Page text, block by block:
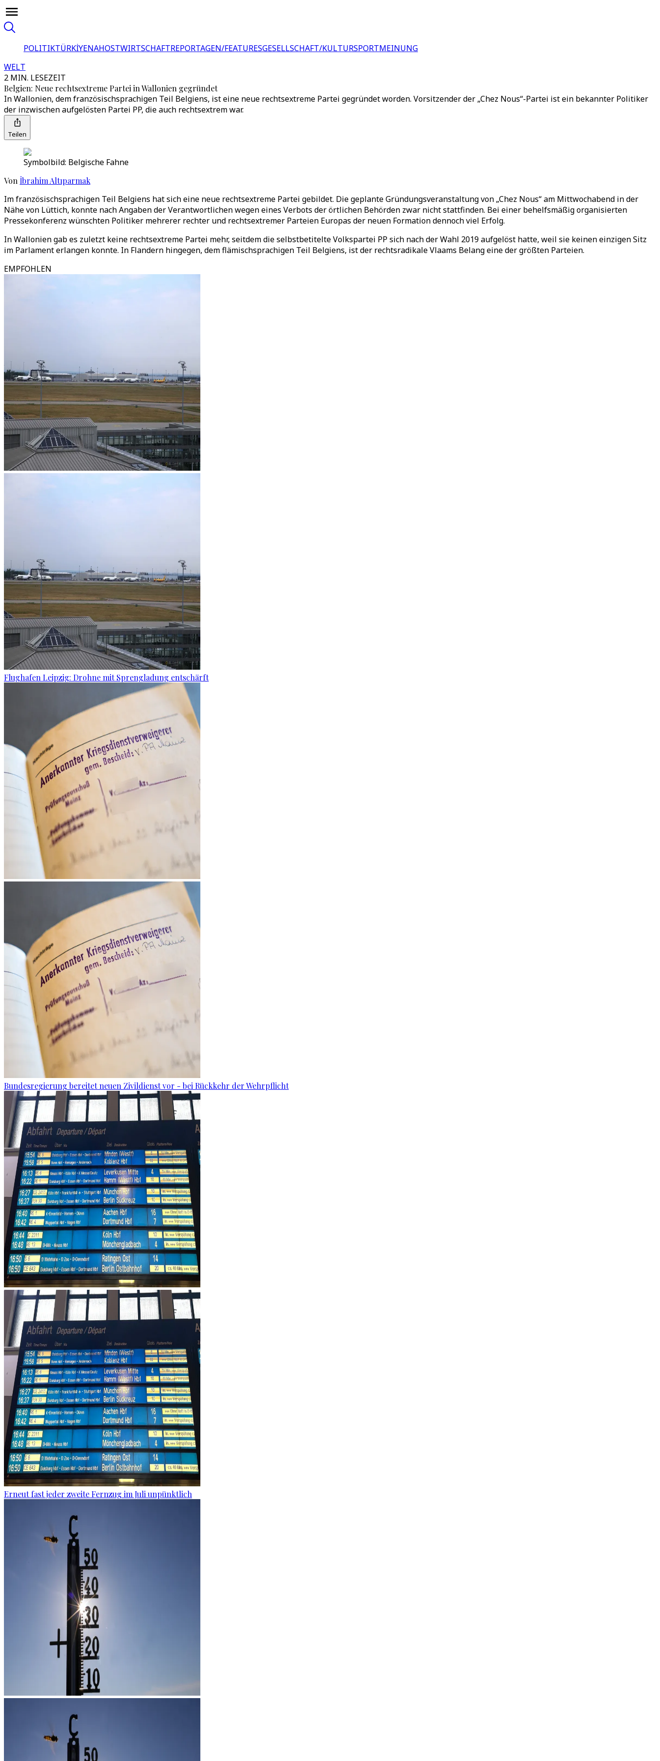
POLITIKTÜRKİYENAHOSTWIRTSCHAFTREPORTAGEN/FEATURESGESELLSCHAFT/KULTURSPORTMEINUNG
WELT
2 MIN. LESEZEIT
Belgien: Neue rechtsextreme Partei in Wallonien gegründet
In Wallonien, dem französischsprachigen Teil Belgiens, ist eine neue rechtsextreme Partei gegründet worden. Vorsitzender der „Chez Nous“-Partei ist ein bekannter Politiker
der inzwischen aufgelösten Partei PP, die auch rechtsextrem war.
Teilen
Symbolbild: Belgische Fahne
Von İbrahim Altıparmak
Im französischsprachigen Teil Belgiens hat sich eine neue rechtsextreme Partei gebildet. Die geplante Gründungsveranstaltung von „Chez Nous“ am Mittwochabend in der
Nähe von Lüttich, konnte nach Angaben der Verantwortlichen wegen eines Verbots der örtlichen Behörden zwar nicht stattfinden. Bei einer behelfsmäßig organisierten
Pressekonferenz wünschten Politiker mehrerer rechter und rechtsextremer Parteien Europas der neuen Formation dennoch viel Erfolg.
In Wallonien gab es zuletzt keine rechtsextreme Partei mehr, seitdem die selbstbetitelte Volkspartei PP sich nach der Wahl 2019 aufgelöst hatte, weil sie keinen einzigen Sitz
im Parlament erlangen konnte. In Flandern hingegen, dem flämischsprachigen Teil Belgiens, ist der rechtsradikale Vlaams Belang eine der größten Parteien.
EMPFOHLEN
Flughafen Leipzig: Drohne mit Sprengladung entschärft
Bundesregierung bereitet neuen Zivildienst vor - bei Rückkehr der Wehrpflicht
Erneut fast jeder zweite Fernzug im Juli unpünktlich